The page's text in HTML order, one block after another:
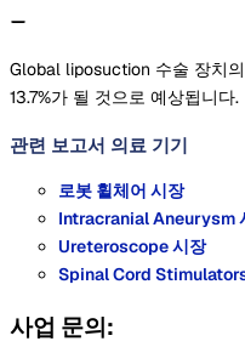
Global liposuction 수술 장치
13.7%가 될 것으로 예상됩니다.
관련 보고서 의료 기기
로봇 휠체어 시장
Intracranial Aneurysm
Ureteroscope 시장
Spinal Cord
사업 문의: